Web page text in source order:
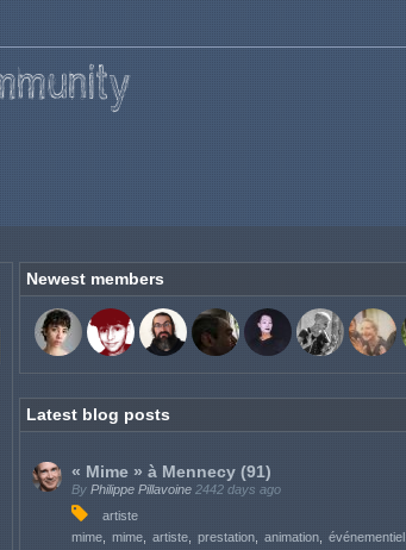
Newest members
Latest blog posts
« Mime » à Mennecy (91)
By Philippe Pillavoine 2442 days ago
artiste
mime
mime artiste prestation animation événementiel